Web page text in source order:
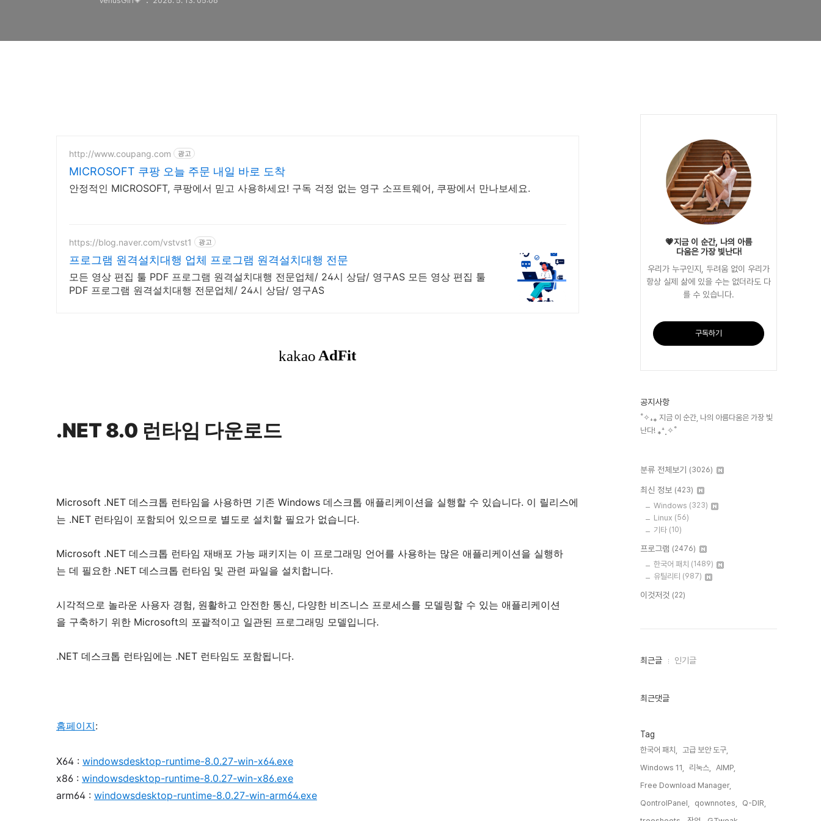
http://www.coupang.com 광고
MICROSOFT 쿠팡 오늘 주문 내일 바로 도착
안정적인 MICROSOFT, 쿠팡에서 믿고 사용하세요! 구독 걱정 없는 영구 소프트웨어, 쿠팡에서 만나보세요.
https://blog.naver.com/vstvst1 광고
프로그램 원격설치대행 업체 프로그램 원격설치대행 전문
모든 영상 편집 툴 PDF 프로그램 원격설치대행 전문업체/ 24시 상담/ 영구AS 모든 영상 편집 툴
PDF 프로그램 원격설치대행 전문업체/ 24시 상담/ 영구AS
.NET 8.0 런타임 다운로드
Microsoft .NET 데스크톱 런타임을 사용하면 기존 Windows 데스크톱 애플리케이션을 실행할 수 있습니다. 이 릴리스에
는 .NET 런타임이 포함되어 있으므로 별도로 설치할 필요가 없습니다.
Microsoft .NET 데스크톱 런타임 재배포 가능 패키지는 이 프로그래밍 언어를 사용하는 많은 애플리케이션을 실행하
는 데 필요한 .NET 데스크톱 런타임 및 관련 파일을 설치합니다.
시각적으로 놀라운 사용자 경험, 원활하고 안전한 통신, 다양한 비즈니스 프로세스를 모델링할 수 있는 애플리케이션
을 구축하기 위한 Microsoft의 포괄적이고 일관된 프로그래밍 모델입니다.
.NET 데스크톱 런타임에는 .NET 런타임도 포함됩니다.
홈페이지:
X64 : windowsdesktop-runtime-8.0.27-win-x64.exe
x86 : windowsdesktop-runtime-8.0.27-win-x86.exe
arm64 : windowsdesktop-runtime-8.0.27-win-arm64.exe
💗지금 이 순간, 나의 아름
다움은 가장 빛난다!
우리가 누구인지, 두려움 없이 우리가
항상 실제 삶에 있을 수는 없더라도 다
를 수 있습니다.
구독하기
공지사항
˚✧₊⁎ 지금 이 순간, 나의 아름다움은 가장 빛
난다! ⁎⁺˳✧˚
분류 전체보기 (3026)
최신 정보 (423)
Windows (323)
Linux (56)
기타 (10)
프로그램 (2476)
한국어 패치 (1489)
유틸리티 (987)
이것저것 (22)
최
인
최근글 인기글
최근댓글
Tag
한국어 패치,
고급 보안 도구,
Windows 11,
리눅스,
AIMP,
Free Download Manager,
QontrolPanel,
qownnotes,
Q-DIR,